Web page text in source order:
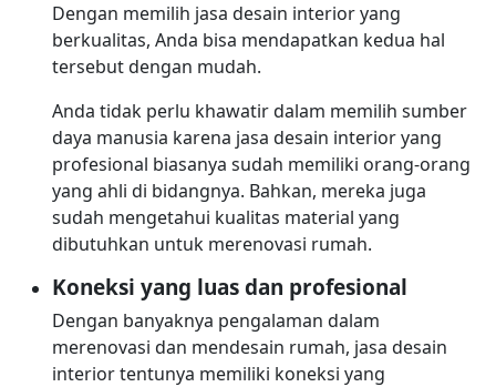
Dengan memilih jasa desain interior yang
berkualitas, Anda bisa mendapatkan kedua hal
tersebut dengan mudah.
Anda tidak perlu khawatir dalam memilih sumber
daya manusia karena jasa desain interior yang
profesional biasanya sudah memiliki orang-orang
yang ahli di bidangnya. Bahkan, mereka juga
sudah mengetahui kualitas material yang
dibutuhkan untuk merenovasi rumah.
Koneksi yang luas dan profesional
Dengan banyaknya pengalaman dalam
merenovasi dan mendesain rumah, jasa desain
interior tentunya memiliki koneksi yang